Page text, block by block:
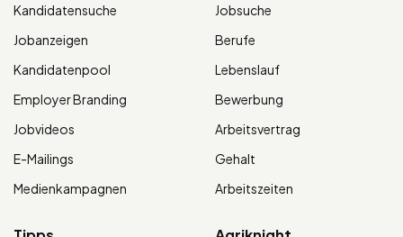
Kandidatensuche
Jobanzeigen
Kandidatenpool
Employer Branding
Jobvideos
E-Mailings
Medienkampagnen
Jobsuche
Berufe
Lebenslauf
Bewerbung
Arbeitsvertrag
Gehalt
Arbeitszeiten